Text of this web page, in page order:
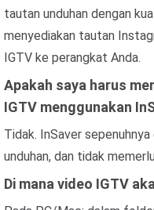
tautan unduhan dengan
menyediakan tautan
IGTV ke perangkat Anda.
Apakah saya harus
IGTV menggunakan
Tidak. InSaver
unduhan, dan tidak
Di mana video IGTV